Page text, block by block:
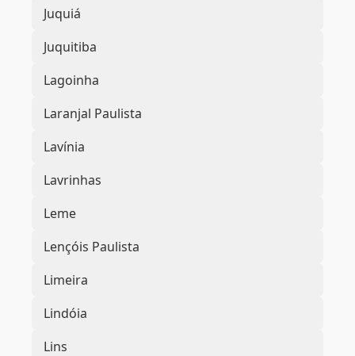
Juquiá
Juquitiba
Lagoinha
Laranjal Paulista
Lavínia
Lavrinhas
Leme
Lençóis Paulista
Limeira
Lindóia
Lins